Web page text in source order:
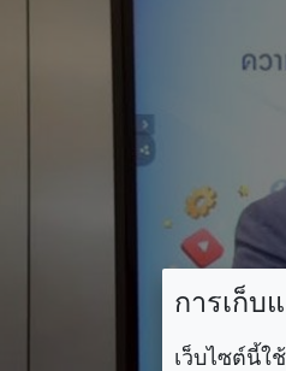
การเก็บ
เว็บไซต์นี้ใ